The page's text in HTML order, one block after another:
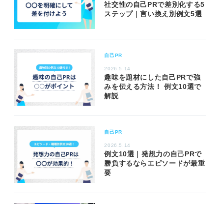
社交性の自己PRで差別化する5
ステップ｜言い換え別例文5選
自己PR
2026.5.14
趣味を題材にした自己PRで強
みを伝える方法！ 例文10選で
解説
自己PR
2026.5.14
例文10選｜発想力の自己PRで
勝負するならエピソードが最重
要